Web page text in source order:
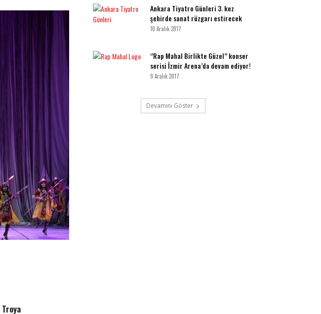
Troya
Ankara Tiyatro Günleri 3. kez
şehirde sanat rüzgarı estirecek
10 Aralık 2017
‘’Rap Mahal Birlikte Güzel’’ konser
serisi İzmir Arena’da devam ediyor!
9 Aralık 2017
Devamını Göster